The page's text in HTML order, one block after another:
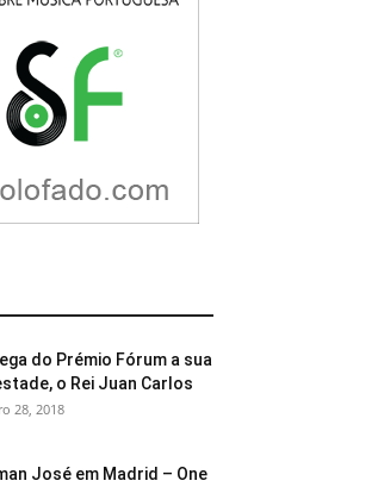
do Prémio Fórum a sua
o Rei Juan Carlos
28, 2018
José em Madrid – One